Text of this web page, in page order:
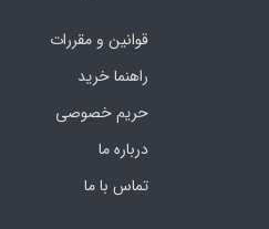
قوانین و مقررات
راهنما خرید
حریم خصوصی
درباره ما
تماس با ما